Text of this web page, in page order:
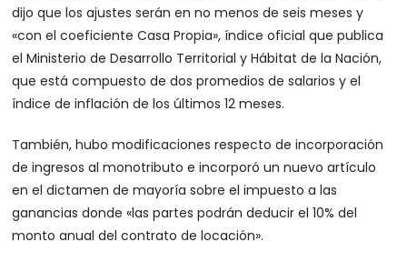
dijo que los ajustes serán en no menos de seis meses y
«con el coeficiente Casa Propia», índice oficial que publica
el Ministerio de Desarrollo Territorial y Hábitat de la Nación,
que está compuesto de dos promedios de salarios y el
índice de inflación de los últimos 12 meses.
También, hubo modificaciones respecto de incorporación
de ingresos al monotributo e incorporó un nuevo artículo
en el dictamen de mayoría sobre el impuesto a las
ganancias donde «las partes podrán deducir el 10% del
monto anual del contrato de locación».